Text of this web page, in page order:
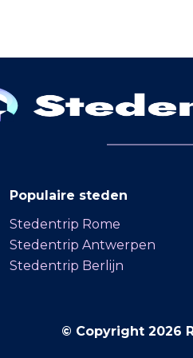
schade op. De
werd
zoals het
Populaire steden
Stedentrip Rome
Stedentrip Antwerpen
Stedentrip Berlijn
© Copyright 2026